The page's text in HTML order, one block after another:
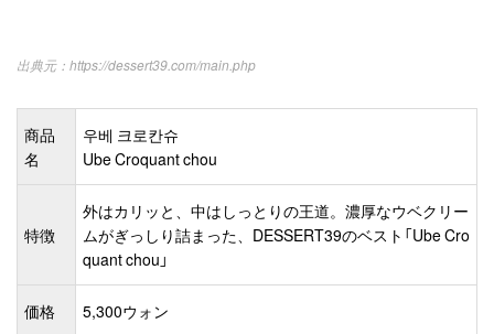
https://dessert39.com/main.php
商品
名
우베 크로칸슈
Ube Croquant chou
特徴
外はカリッと、中はしっとりの王道。濃厚なウベクリー
ムがぎっしり詰まった、DESSERT39のベスト「Ube Cro
quant chou」
価格 5,300ウォン